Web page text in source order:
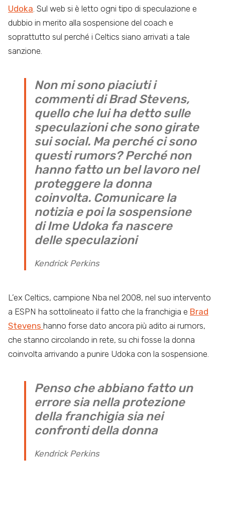
Udoka . Sul web si è letto ogni tipo di speculazione e
dubbio in merito alla sospensione del coach e
soprattutto sul perché i Celtics siano arrivati a tale
sanzione.
Non mi sono piaciuti i
commenti di Brad Stevens,
quello che lui ha detto sulle
speculazioni che sono girate
sui social. Ma perché ci sono
questi rumors? Perché non
hanno fatto un bel lavoro nel
proteggere la donna
coinvolta. Comunicare la
notizia e poi la sospensione
di Ime Udoka fa nascere
delle speculazioni
Kendrick Perkins
L’ex Celtics, campione Nba nel 2008, nel suo intervento
a ESPN ha sottolineato il fatto che la franchigia e Brad
Stevens hanno forse dato ancora più adito ai rumors,
che stanno circolando in rete, su chi fosse la donna
coinvolta arrivando a punire Udoka con la sospensione.
Penso che abbiano fatto un
errore sia nella protezione
della franchigia sia nei
confronti della donna
Kendrick Perkins